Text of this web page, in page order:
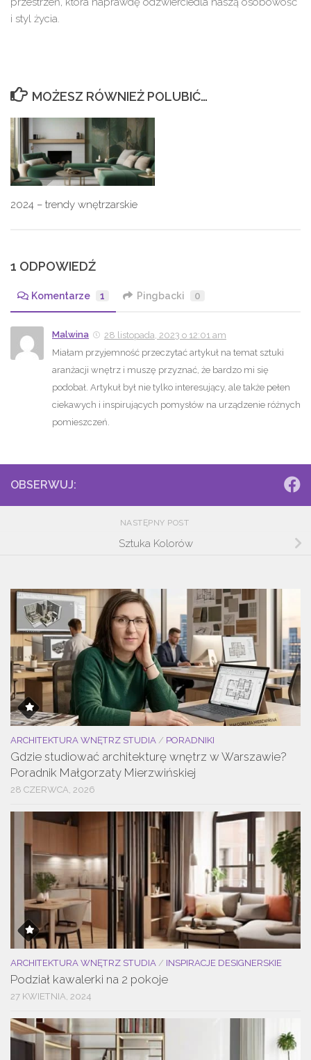
i styl życia.
MOŻESZ RÓWNIEŻ POLUBIĆ…
2024 – trendy wnętrzarskie
1 ODPOWIEDŹ
Komentarze 1 Pingbacki 0
Malwina
28 listopada, 2023 o 12:01 am
Miałam przyjemność przeczytać artykuł na temat sztuki
aranżacji wnętrz i muszę przyznać, że bardzo mi się
podobał. Artykuł był nie tylko interesujący, ale także pełen
ciekawych i inspirujących pomysłów na urządzenie różnych
pomieszczeń.
OBSERWUJ:
NASTĘPNY POST
Sztuka Kolorów
ARCHITEKTURA WNĘTRZ STUDIA / PORADNIKI
Gdzie studiować architekturę wnętrz w Warszawie?
Poradnik Małgorzaty Mierzwińskiej
28 CZERWCA, 2026
ARCHITEKTURA WNĘTRZ STUDIA / INSPIRACJE DESIGNERSKIE
Podział kawalerki na 2 pokoje
27 KWIETNIA, 2024